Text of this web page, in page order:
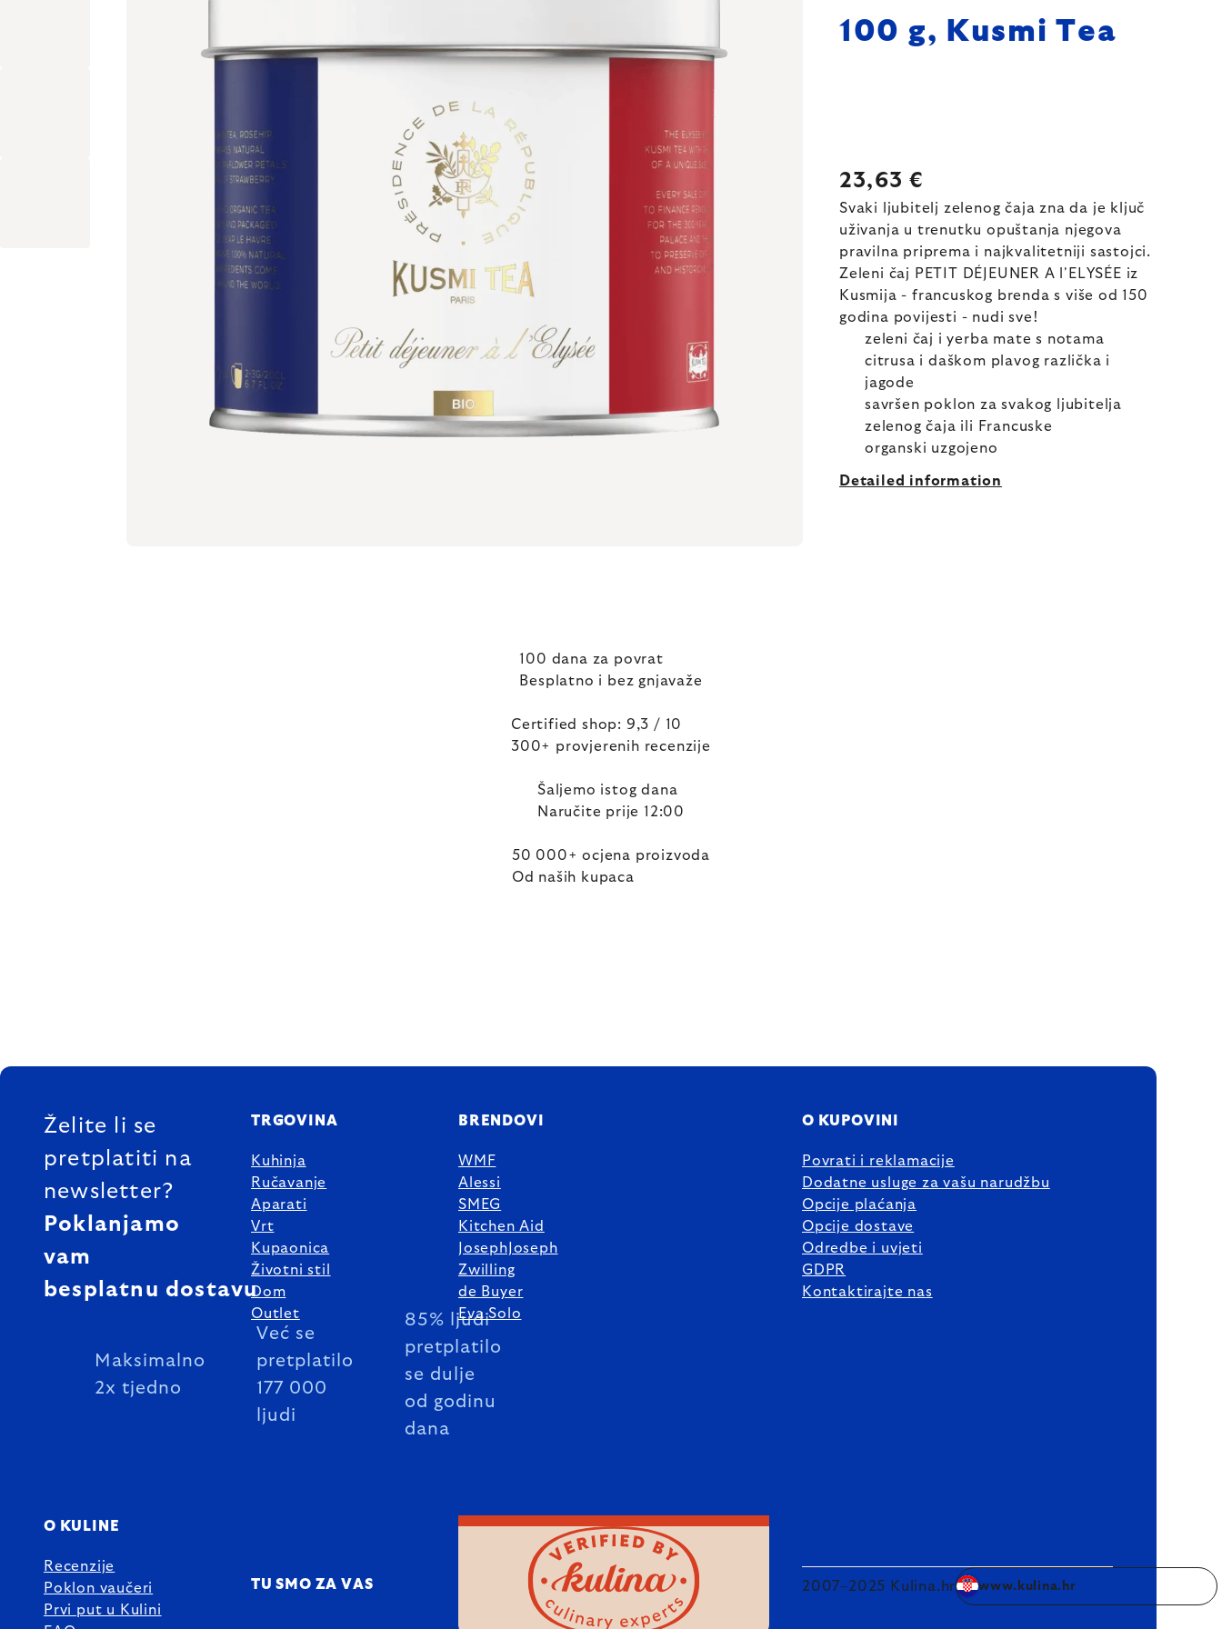
100 g, Kusmi Tea
23,63 €
Svaki ljubitelj zelenog čaja zna da je ključ
uživanja u trenutku opuštanja njegova
pravilna priprema i najkvalitetniji sastojci.
Zeleni čaj PETIT DÉJEUNER A l'ELYSÉE iz
Kusmija - francuskog brenda s više od 150
godina povijesti - nudi sve!
zeleni čaj i yerba mate s notama
citrusa i daškom plavog različka i
jagode
savršen poklon za svakog ljubitelja
zelenog čaja ili Francuske
organski uzgojeno
Detailed information
100 dana za povrat
Besplatno i bez gnjavaže
Certified shop: 9,3 / 10
300+ provjerenih recenzije
Šaljemo istog dana
Naručite prije 12:00
50 000+ ocjena proizvoda
Od naših kupaca
FOOTER
Želite li se
pretplatiti na
newsletter?
Poklanjamo
vam
besplatnu dostavu
Maksimalno
2x tjedno
Već se
pretplatilo
177 000
ljudi
85% ljudi
pretplatilo
se dulje
od godinu
dana
TRGOVINA
Kuhinja
Ručavanje
Aparati
Vrt
Kupaonica
Životni stil
Dom
Outlet
BRENDOVI
WMF
Alessi
SMEG
Kitchen Aid
JosephJoseph
Zwilling
de Buyer
Eva Solo
O KUPOVINI
Povrati i reklamacije
Dodatne usluge za vašu narudžbu
Opcije plaćanja
Opcije dostave
Odredbe i uvjeti
GDPR
Kontaktirajte nas
O KULINE
Recenzije
Poklon vaučeri
Prvi put u Kulini
TU SMO ZA VAS 2007–2025 Kulina.hr www.kulina.hr